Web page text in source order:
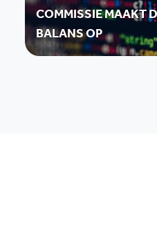
COMMISSIE MAAKT
BALANS OP